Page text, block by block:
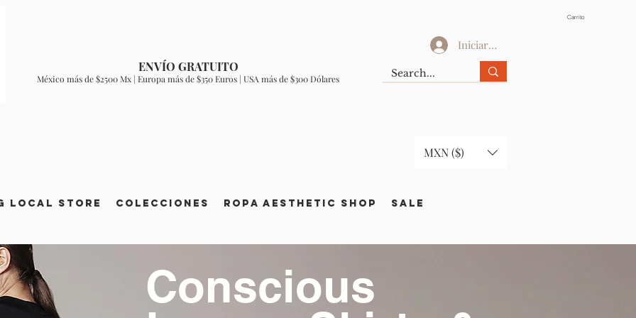
Carrito
ENVÍO GRATUITO
México más de $2500 Mx | Europa más de $350 Euros | USA más de $300 Dólares
Iniciar sesión
MXN ($)
Local Store Colecciones ROPA AESTHETIC Shop SALE
Conscious